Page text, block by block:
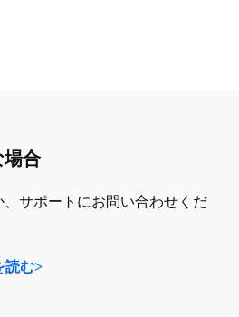
場合
サポートにお問い合わせくだ
読む>